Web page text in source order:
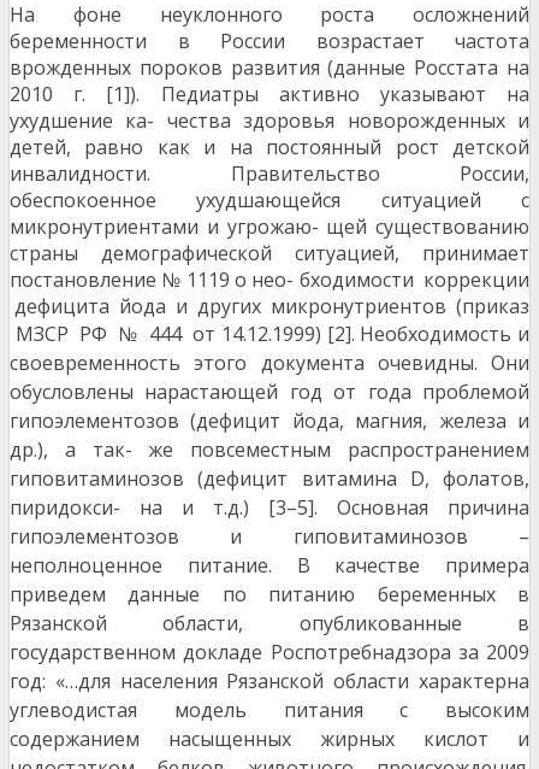
На фоне неуклонного роста осложнений
беременности в России возрастает частота
врожденных пороков развития (данные Росстата на
2010 г. [1]). Педиатры активно указывают на
ухудшение ка- чества здоровья новорожденных и
детей, равно как и на постоянный рост детской
инвалидности. Правительство России,
обеспокоенное ухудшающейся ситуацией с
микронутриентами и угрожаю- щей существованию
страны демографической ситуацией, принимает
постановление № 1119 о нео- бходимости коррекции
дефицита йода и других микронутриентов (приказ
МЗСР РФ № 444 от 14.12.1999) [2]. Необходимость и
своевременность этого документа очевидны. Они
обусловлены нарастающей год от года проблемой
гипоэлементозов (дефицит йода, магния, железа и
др.), а так- же повсеместным распространением
гиповитаминозов (дефицит витамина D, фолатов,
пиридокси- на и т.д.) [3–5]. Основная причина
гипоэлементозов и гиповитаминозов –
неполноценное питание. В качестве примера
приведем данные по питанию беременных в
Рязанской области, опубликованные в
государственном докладе Роспотребнадзора за 2009
год: «…для населения Рязанской области характерна
углеводистая модель питания с высоким
содержанием насыщенных жирных кислот и